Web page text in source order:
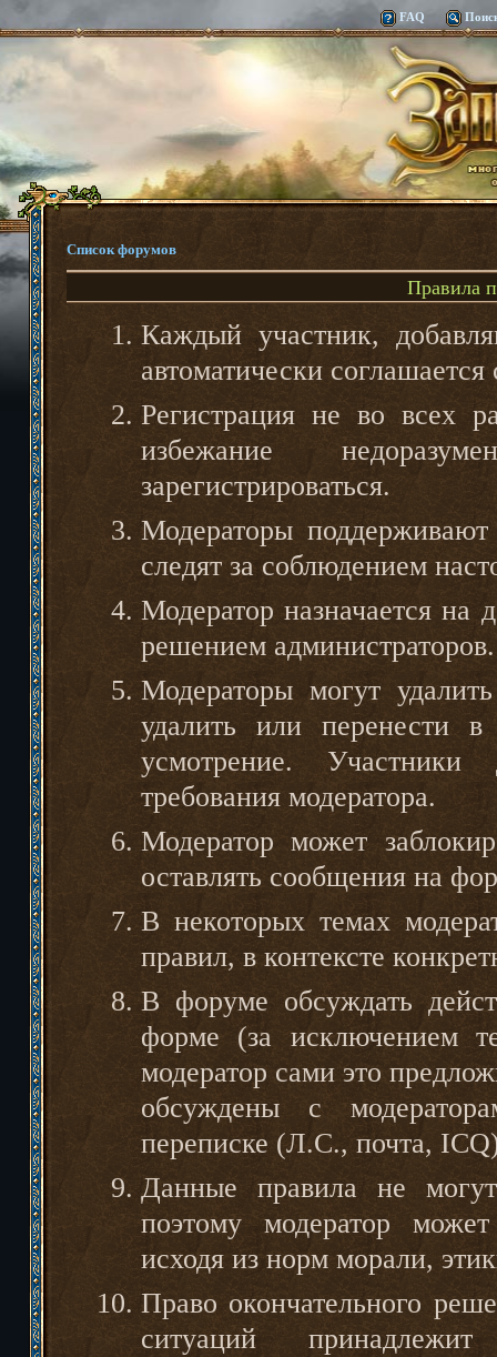
FAQ
Список форумов
Правила
Каждый участник,
автоматически
Регистрация не во всех
избежание
зарегистрироваться.
Модераторы
следят за соблюдением
Модератор назначается
решением администраторов.
Модераторы могут
удалить или перенести
усмотрение. Участники
требования модератора.
Модератор может
оставлять сообщения на
В некоторых темах
правил, в контексте
В форуме обсуждать
форме (за исключением
модератор сами это
обсуждены с
переписке (Л.С., почта,
Данные правила не
поэтому модератор
исходя из норм морали,
Право окончательного
ситуаций